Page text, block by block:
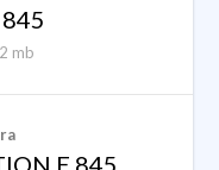
mb
E 845